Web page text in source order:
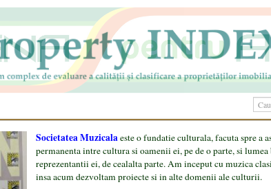
Societatea Muzicalaeste o fundatie culturala, facuta spre a
permanenta intre cultura si oamenii ei, pe de o parte, si
reprezentantii ei, de cealalta parte. Am inceput cu muzica
insa acum dezvoltam proiecte si in alte domenii ale culturii.